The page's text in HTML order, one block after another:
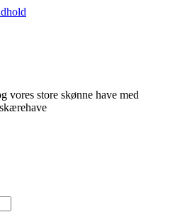
vores store skønne have med